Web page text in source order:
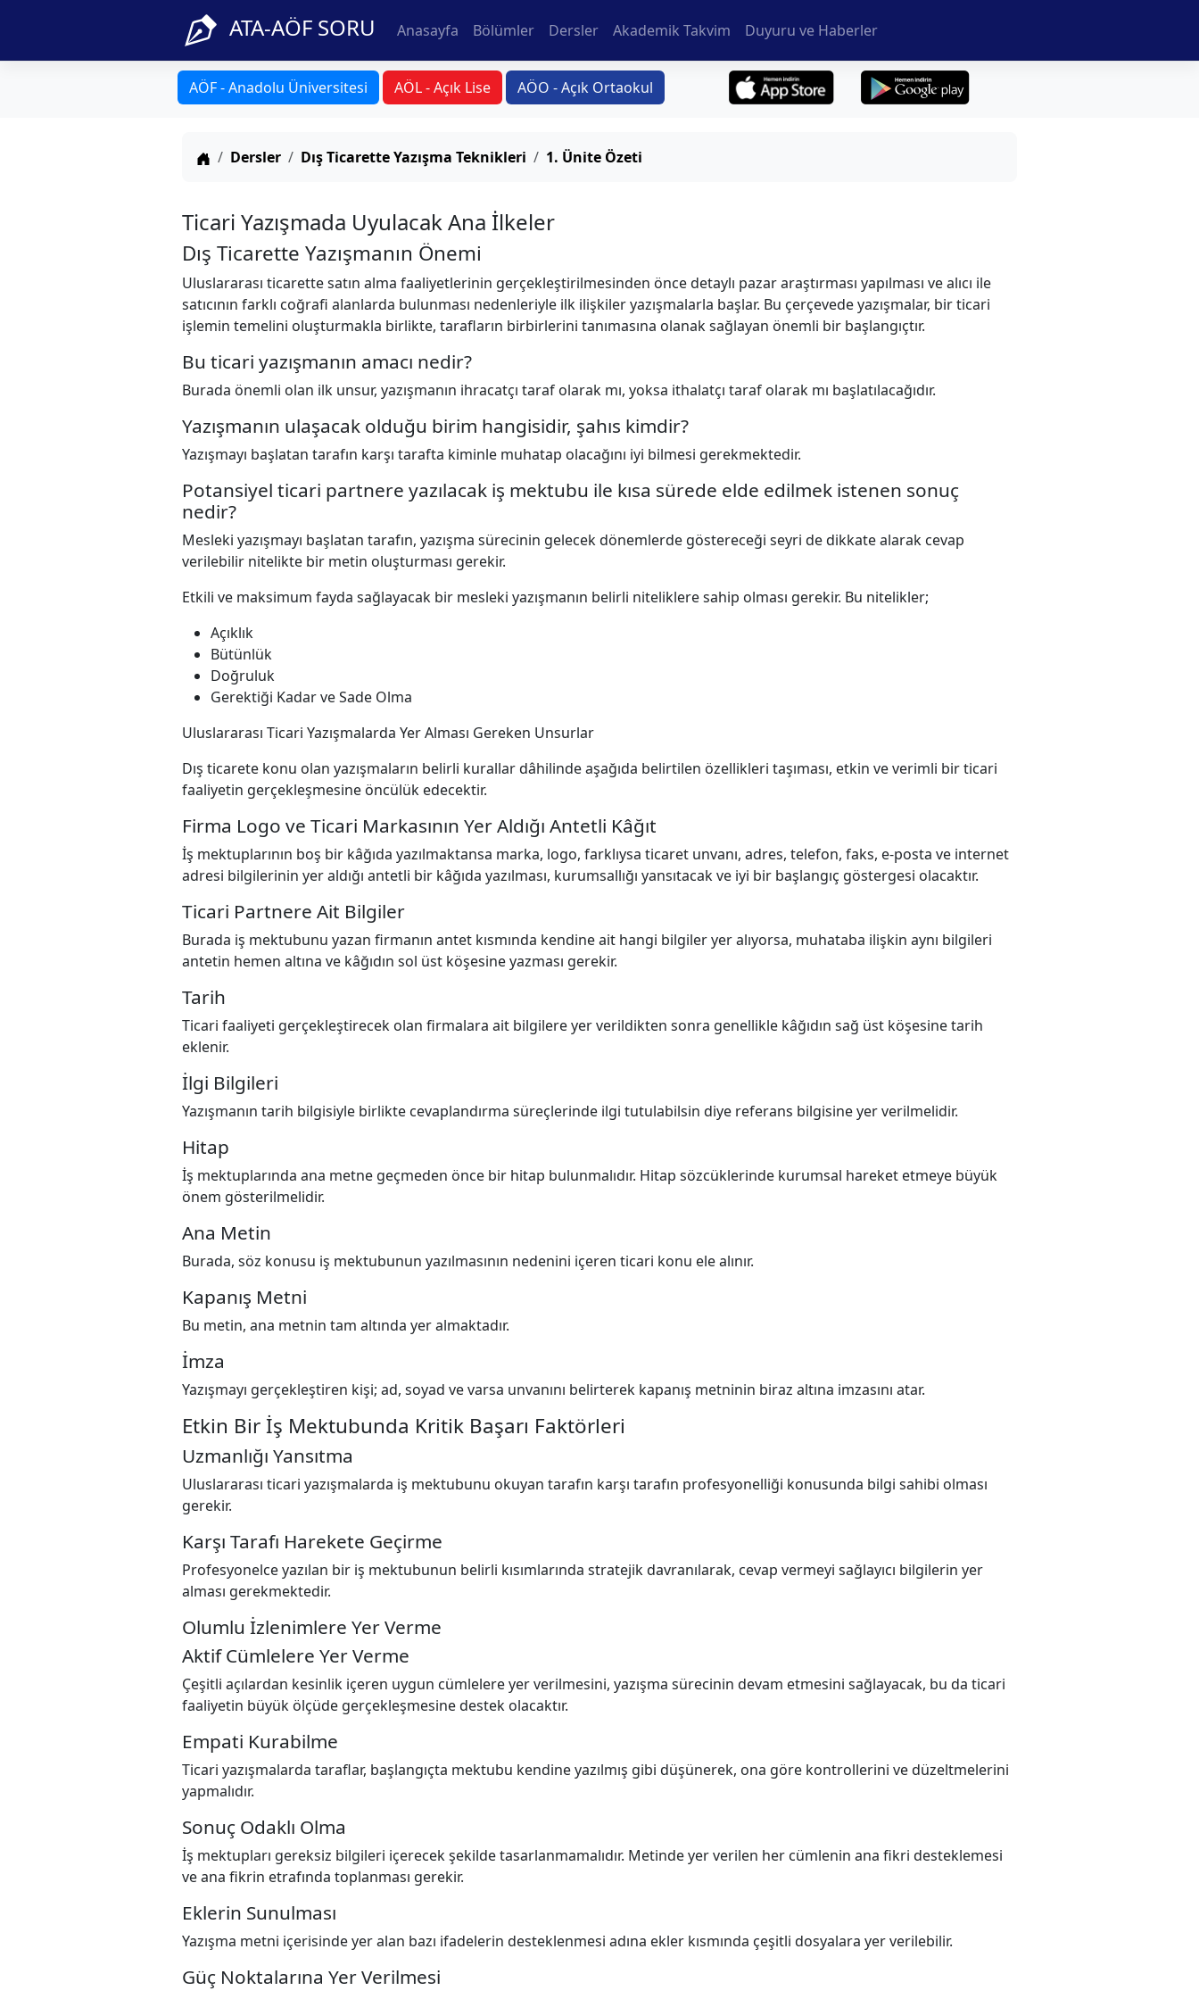
ATA-AÖF SORU Anasayfa Bölümler Dersler Akademik Takvim Duyuru ve Haberler
AÖF - Anadolu Üniversitesi AÖL - Açık Lise AÖO - Açık Ortaokul
Anasayfa
Dersler Dış Ticarette Yazışma Teknikleri 1. Ünite Özeti
Ticari Yazışmada Uyulacak Ana İlkeler
Dış Ticarette Yazışmanın Önemi
Uluslararası ticarette satın alma faaliyetlerinin gerçekleştirilmesinden önce detaylı pazar araştırması yapılması ve alıcı ile
satıcının farklı coğrafi alanlarda bulunması nedenleriyle ilk ilişkiler yazışmalarla başlar. Bu çerçevede yazışmalar, bir ticari
işlemin temelini oluşturmakla birlikte, tarafların birbirlerini tanımasına olanak sağlayan önemli bir başlangıçtır.
Bu ticari yazışmanın amacı nedir?
Burada önemli olan ilk unsur, yazışmanın ihracatçı taraf olarak mı, yoksa ithalatçı taraf olarak mı başlatılacağıdır.
Yazışmanın ulaşacak olduğu birim hangisidir, şahıs kimdir?
Yazışmayı başlatan tarafın karşı tarafta kiminle muhatap olacağını iyi bilmesi gerekmektedir.
Potansiyel ticari partnere yazılacak iş mektubu ile kısa sürede elde edilmek istenen sonuç
nedir?
Mesleki yazışmayı başlatan tarafın, yazışma sürecinin gelecek dönemlerde göstereceği seyri de dikkate alarak cevap
verilebilir nitelikte bir metin oluşturması gerekir.
Etkili ve maksimum fayda sağlayacak bir mesleki yazışmanın belirli niteliklere sahip olması gerekir. Bu nitelikler;
Açıklık
Bütünlük
Doğruluk
Gerektiği Kadar ve Sade Olma
Uluslararası Ticari Yazışmalarda Yer Alması Gereken Unsurlar
Dış ticarete konu olan yazışmaların belirli kurallar dâhilinde aşağıda belirtilen özellikleri taşıması, etkin ve verimli bir ticari
faaliyetin gerçekleşmesine öncülük edecektir.
Firma Logo ve Ticari Markasının Yer Aldığı Antetli Kâğıt
İş mektuplarının boş bir kâğıda yazılmaktansa marka, logo, farklıysa ticaret unvanı, adres, telefon, faks, e‐posta ve internet
adresi bilgilerinin yer aldığı antetli bir kâğıda yazılması, kurumsallığı yansıtacak ve iyi bir başlangıç göstergesi olacaktır.
Ticari Partnere Ait Bilgiler
Burada iş mektubunu yazan firmanın antet kısmında kendine ait hangi bilgiler yer alıyorsa, muhataba ilişkin aynı bilgileri
antetin hemen altına ve kâğıdın sol üst köşesine yazması gerekir.
Tarih
Ticari faaliyeti gerçekleştirecek olan firmalara ait bilgilere yer verildikten sonra genellikle kâğıdın sağ üst köşesine tarih
eklenir.
İlgi Bilgileri
Yazışmanın tarih bilgisiyle birlikte cevaplandırma süreçlerinde ilgi tutulabilsin diye referans bilgisine yer verilmelidir.
Hitap
İş mektuplarında ana metne geçmeden önce bir hitap bulunmalıdır. Hitap sözcüklerinde kurumsal hareket etmeye büyük
önem gösterilmelidir.
Ana Metin
Burada, söz konusu iş mektubunun yazılmasının nedenini içeren ticari konu ele alınır.
Kapanış Metni
Bu metin, ana metnin tam altında yer almaktadır.
İmza
Yazışmayı gerçekleştiren kişi; ad, soyad ve varsa unvanını belirterek kapanış metninin biraz altına imzasını atar.
Etkin Bir İş Mektubunda Kritik Başarı Faktörleri
Uzmanlığı Yansıtma
Uluslararası ticari yazışmalarda iş mektubunu okuyan tarafın karşı tarafın profesyonelliği konusunda bilgi sahibi olması
gerekir.
Karşı Tarafı Harekete Geçirme
Profesyonelce yazılan bir iş mektubunun belirli kısımlarında stratejik davranılarak, cevap vermeyi sağlayıcı bilgilerin yer
alması gerekmektedir.
Olumlu İzlenimlere Yer Verme
Aktif Cümlelere Yer Verme
Çeşitli açılardan kesinlik içeren uygun cümlelere yer verilmesini, yazışma sürecinin devam etmesini sağlayacak, bu da ticari
faaliyetin büyük ölçüde gerçekleşmesine destek olacaktır.
Empati Kurabilme
Ticari yazışmalarda taraflar, başlangıçta mektubu kendine yazılmış gibi düşünerek, ona göre kontrollerini ve düzeltmelerini
yapmalıdır.
Sonuç Odaklı Olma
İş mektupları gereksiz bilgileri içerecek şekilde tasarlanmamalıdır. Metinde yer verilen her cümlenin ana fikri desteklemesi
ve ana fikrin etrafında toplanması gerekir.
Eklerin Sunulması
Yazışma metni içerisinde yer alan bazı ifadelerin desteklenmesi adına ekler kısmında çeşitli dosyalara yer verilebilir.
Güç Noktalarına Yer Verilmesi